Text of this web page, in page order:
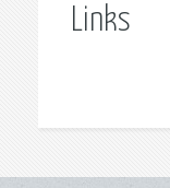
Links